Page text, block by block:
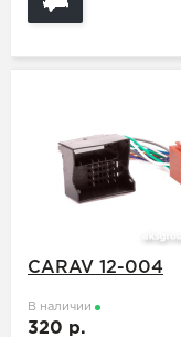
CARAV 12-004
В наличии
320 р.